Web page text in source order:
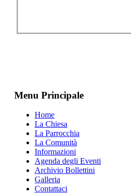
Menu Principale
Home
La Chiesa
La Parrocchia
La Comunità
Informazioni
Agenda degli Eventi
Archivio Bollettini
Galleria
Contattaci